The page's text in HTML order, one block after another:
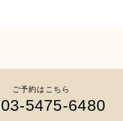
ご予約はこちら
03-5475-6480